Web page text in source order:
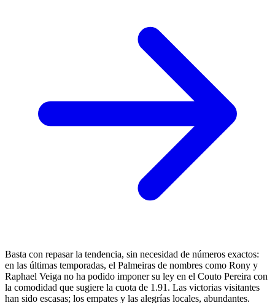
Basta con repasar la tendencia, sin necesidad de números exactos:
en las últimas temporadas, el Palmeiras de nombres como Rony y
Raphael Veiga no ha podido imponer su ley en el Couto Pereira con
la comodidad que sugiere la cuota de 1.91. Las victorias visitantes
han sido escasas; los empates y las alegrías locales, abundantes.